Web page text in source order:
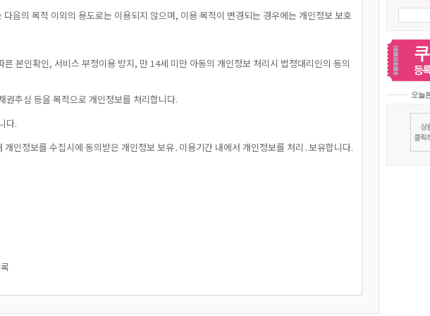
오늘
음의 목적 이외의 용도로는 이용되지 않으며, 이용 목적이 변경되는 경우에는 개인정보 보호
본인확인, 서비스 부정이용 방지, 만 14세 미만 아동의 개인정보 처리시 법정대리인의 동의
추심 등을 목적으로 개인정보를 처리합니다.
다.
인정보를 수집시에 동의받은 개인정보 보유․이용기간 내에서 개인정보를 처리․보유합니다.